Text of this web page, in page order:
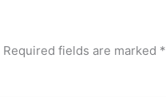
Required fields are marked *